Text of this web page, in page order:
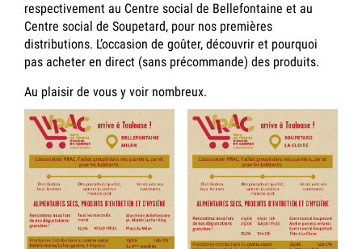
respectivement au Centre social de Bellefontaine et au
Centre social de Soupetard, pour nos premières
distributions. L’occasion de goûter, découvrir et pourquoi
pas acheter en direct (sans précommande) des produits.
Au plaisir de vous y voir nombreux.